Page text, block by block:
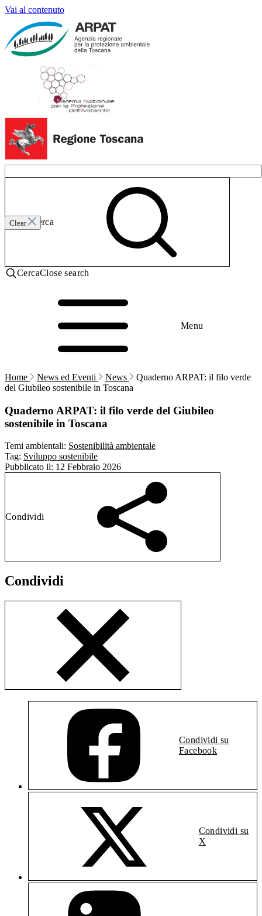
Vai al contenuto
Clear
Invia ricerca
CercaClose search
Menu
Home News ed Eventi News
Quaderno ARPAT: il filo verde
del Giubileo sostenibile in Toscana
Quaderno ARPAT: il filo verde del Giubileo
sostenibile in Toscana
Temi ambientali: Sostenibilità ambientale
Tag: Sviluppo sostenibile
Pubblicato il: 12 Febbraio 2026
Condividi
Condividi
Condividi su
Facebook
Condividi su
X